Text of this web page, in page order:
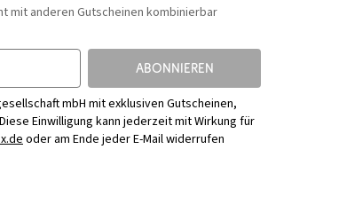
mit anderen Gutscheinen kombinierbar
ABONNIEREN
mbH mit exklusiven Gutscheinen,
Einwilligung kann jederzeit mit Wirkung für
oder am Ende jeder E-Mail widerrufen